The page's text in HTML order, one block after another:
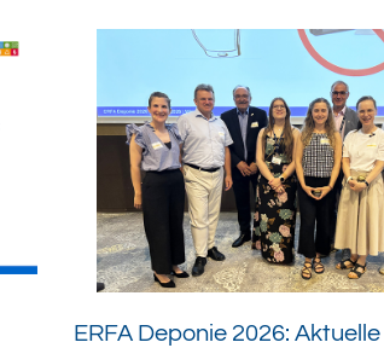
ERFA Deponie 2026: Aktuelle